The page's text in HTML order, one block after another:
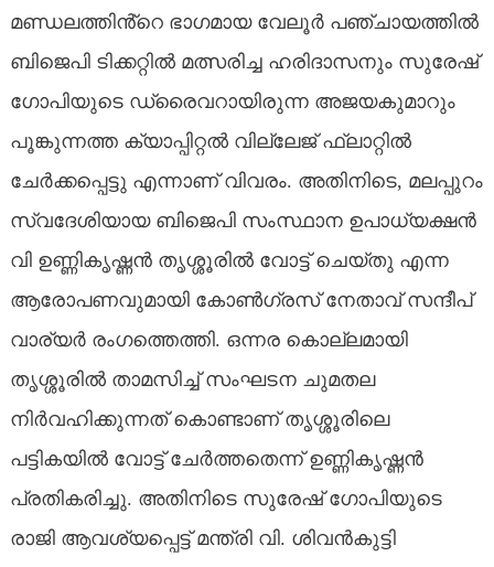
മണ്ഡലത്തിൻ്റെ ഭാഗമായ വേലൂർ പഞ്ചായത്തിൽ
ബിജെപി ടിക്കറ്റിൽ മത്സരിച്ച ഹരിദാസനും സുരേഷ്
ഗോപിയുടെ ഡ്രൈവറായിരുന്ന അജയകുമാറും
പൂങ്കുന്നത്ത ക്യാപ്പിറ്റൽ വില്ലേജ് ഫ്ലാറ്റിൽ
ചേർക്കപ്പെട്ടു എന്നാണ് വിവരം. അതിനിടെ, മലപ്പുറം
സ്വദേശിയായ ബിജെപി സംസ്ഥാന ഉപാധ്യക്ഷൻ
വി ഉണ്ണികൃഷ്ണൻ തൃശ്ശൂരിൽ വോട്ട് ചെയ്തു എന്ന
ആരോപണവുമായി കോൺഗ്രസ് നേതാവ് സന്ദീപ്
വാര്യർ രംഗത്തെത്തി. ഒന്നര കൊല്ലമായി
തൃശ്ശൂരിൽ താമസിച്ച് സംഘടന ചുമതല
നിർവഹിക്കുന്നത് കൊണ്ടാണ് തൃശ്ശൂരിലെ
പട്ടികയിൽ വോട്ട് ചേർത്തതെന്ന് ഉണ്ണികൃഷ്ണൻ
പ്രതികരിച്ചു. അതിനിടെ സുരേഷ് ഗോപിയുടെ
രാജി ആവശ്യപ്പെട്ട് മന്ത്രി വി. ശിവൻകുട്ടി